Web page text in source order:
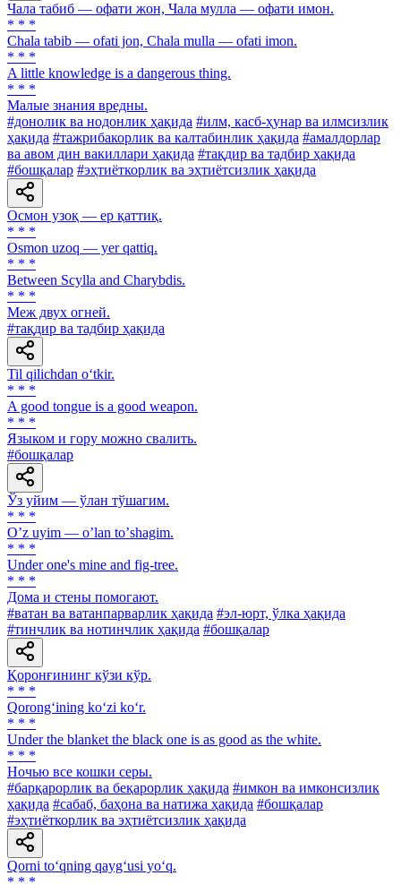
Чала табиб — офати жон, Чала мулла — офати имон.
* * *
Chala tabib — ofati jon, Chala mulla — ofati imon.
* * *
A little knowledge is a dangerous thing.
* * *
Малые знания вредны.
#донолик ва нодонлик ҳақида #илм, касб-ҳунар ва илмсизлик
ҳақида #тажрибакорлик ва калтабинлик ҳақида #амалдорлар
ва авом дин вакиллари ҳақида #тақдир ва тадбир ҳақида
#бошқалар #эҳтиёткорлик ва эҳтиётсизлик ҳақида
Осмон узоқ — ер қаттиқ.
* * *
Osmon uzoq — yer qattiq.
* * *
Between Scylla and Charybdis.
* * *
Меж двух огней.
#тақдир ва тадбир ҳақида
Til qilichdan o‘tkir.
* * *
A good tongue is a good weapon.
* * *
Языком и гору можно свалить.
#бошқалар
Ўз уйим — ўлан тўшагим.
* * *
Oʼz uyim — oʼlan toʼshagim.
* * *
Under one's mine and fig-tree.
* * *
Дома и стены помогают.
#ватан ва ватанпарварлик ҳақида #эл-юрт, ўлка ҳақида
#тинчлик ва нотинчлик ҳақида #бошқалар
Қоронғининг кўзи кўр.
* * *
Qorong‘ining ko‘zi ko‘r.
* * *
Under the blanket the black one is as good as the white.
* * *
Ночью все кошки серы.
#барқарорлик ва беқарорлик ҳақида #имкон ва имконсизлик
ҳақида #сабаб, баҳона ва натижа ҳақида #бошқалар
#эҳтиёткорлик ва эҳтиётсизлик ҳақида
Qorni to‘qning qayg‘usi yo‘q.